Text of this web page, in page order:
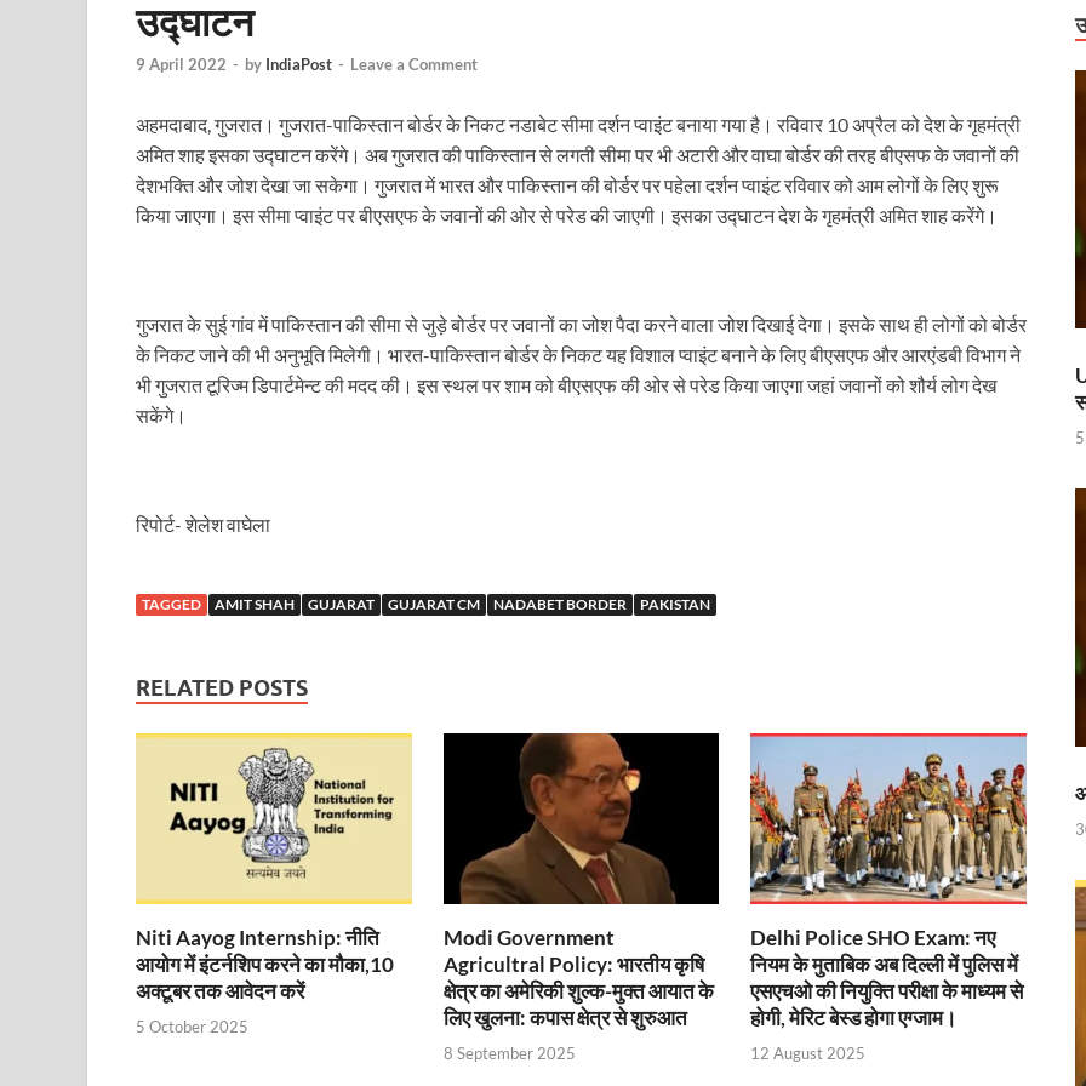
Uttarakhand Female Boxer: मुख्यमंत्री धामी से मिलीं अंतरराष्ट्रीय स्तर पर पदक जीतने वाली उत्तराखंड की महिला मुक्केबाज, मुख्यमंत्री ने किया
UP Kanwar Yatra: कांवड़ यात्रा से पहले सभी धार्मिक स्थलों पर होंगे विद्युत सुरक्षा के विशेष इंतजाम
Bharat Tex 2026: टेक्सटाइल निवेश के प्रमुख गंतव्य के रूप में उभरा उत्तर प्रदेश
Shri Ram Mandir: श्रीराम मंदिर चढ़ावा चोरी के आरोपियों को वीआईपी सुविधा मिलने की खबरों का जेल प्रशासन ने किया खंडन
CM Yogi Barabanki Visit: मुख्यमंत्री योगी आदित्यनाथ सोमवार को बाराबंकी दौरे पर रहेंगे, विकास परियोजनाओं की देंगे सौगात
West Bengal Rajya Sabha By-Election: चुनाव आयोग ने पश्चिम बंगाल की 3 राज्यसभा सीट पर उपचुनाव का किया ऐलान
Shri Kashi Vishwanath Mandir: उत्तरकाशी में CM पुष्कर सिंह धामी के CM के रूप में 5 वर्ष पूर्ण होने पर श्री काशी विश्वनाथ मंदिर में विशेष पूजा-
Jan-Jan Ki Sarkar Abhiyan: 4 जुलाई से फिर शुरु होगा ‘जन जन की सरकार-जन जन के द्वार’ कार्यकम
Chhattisgarh UCC: छत्तीसगढ़ में UCC का खाका तैयार करेगी देसाई समिति, लागू करने की प्रक्रिया शुरू
राजमिस्त्री, किसान और शिक्षक परिवारों के बेटे यूपीएससी की राह पर, ट्राइबल यूथ हॉस्टल के युवाओं को मुख्यमंत्री का मार्गदर्शन
9New Sectoral Policy: 9 नई सेक्टोरल पॉलिसी, एक स्मार्ट निवेश सुविधा पोर्टल को भी मुख्यमंत्री नायब सिंह सैनी ने किया लॉन्च
संयुक्त निदेशक के एस चौहान ने मुख्यमंत्री को भेंट की अपनी पुस्तक
New haryana Industrial Policy: मुख्यमंत्री नायब सिंह सैनी की अध्यक्षता में उद्योगपतियों के साथ उच्च स्तरीय बैठक
Baster’s New Picture: बस्तर की नई तस्वीर: मैदान में बच्चों संग दिखे Sachin Tendulkar
पीएम मोदी के संबोधन की बड़ी बातें
Modern Composite Sleepers: एआई की मदद से ट्रैक की होगी अब और बेहतर निगरानी
उद्घाटन
9 April 2022 - by IndiaPost - Leave a Comment
अहमदाबाद, गुजरात। गुजरात-पाकिस्तान बोर्डर के निकट नडाबेट सीमा दर्शन प्वाइंट बनाया गया है। रविवार 10 अप्रैल को देश के गृहमंत्री
अमित शाह इसका उद्घाटन करेंगे। अब गुजरात की पाकिस्तान से लगती सीमा पर भी अटारी और वाघा बोर्डर की तरह बीएसफ के जवानों की
देशभक्ति और जोश देखा जा सकेगा। गुजरात में भारत और पाकिस्तान की बोर्डर पर पहेला दर्शन प्वाइंट रविवार को आम लोगों के लिए शुरू
किया जाएगा। इस सीमा प्वाइंट पर बीएसएफ के जवानों की ओर से परेड की जाएगी। इसका उद्घाटन देश के गृहमंत्री अमित शाह करेंगे।
गुजरात के सुई गांव में पाकिस्तान की सीमा से जुड़े बोर्डर पर जवानों का जोश पैदा करने वाला जोश दिखाई देगा। इसके साथ ही लोगों को बोर्डर
के निकट जाने की भी अनुभूति मिलेगी। भारत-पाकिस्तान बोर्डर के निकट यह विशाल प्वाइंट बनाने के लिए बीएसएफ और आरएंडबी विभाग ने
भी गुजरात टूरिज्म डिपार्टमेन्ट की मदद की। इस स्थल पर शाम को बीएसएफ की ओर से परेड किया जाएगा जहां जवानों को शौर्य लोग देख
सकेंगे।
रिपोर्ट- शेलेश वाघेला
TAGGED AMIT SHAH GUJARAT GUJARAT CM NADABET BORDER PAKISTAN
RELATED POSTS
Niti Aayog Internship: नीति
आयोग में इंटर्नशिप करने का मौका,10
अक्टूबर तक आवेदन करें
5 October 2025
Modi Government
Agricultral Policy: भारतीय कृषि
क्षेत्र का अमेरिकी शुल्क-मुक्त आयात के
लिए खुलना: कपास क्षेत्र से शुरुआत
8 September 2025
Delhi Police SHO Exam: नए
नियम के मुताबिक अब दिल्ली में पुलिस में
एसएचओ की नियुक्ति परीक्षा के माध्यम से
होगी, मेरिट बेस्ड होगा एग्जाम।
12 August 2025